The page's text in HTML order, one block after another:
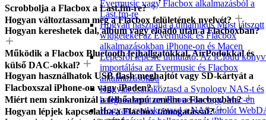
Evermusic vagy Flacbox alkalmazásból a
Last.fm-re
Hogyan használja a dinamikus Most játszott
widgeteket az Evermusic és Flacbox
alkalmazásokban iPhone-on és Macen
Lépésről lépésre útmutató: Az iCloud
importálása az Evermusic és Flacbox
alkalmazásokba
Hogyan csatlakoztasd a Synology NAS-t és
hallgass zenét az iPhone-on vagy Mac-en
Hogyan csatlakoztasd a NAS tárolót
Scrobbolja a Flacbox a Last.fm-re?
Hogyan változtassam meg a Flacbox felületének nyelvét?
Hogyan kereshetek dal, album vagy előadó után a Flacboxban?
Működik a Flacbox Bluetooth fejhallgatókkal, AirPodokkal és
külső DAC-okkal?
Hogyan használhatok USB flash meghajtót vagy SD-kártyát a
Flacboxszal iPhone-on vagy iPaden?
Miért nem szinkronizál a felhőalapú zenéim a Flacboxban?
Hogyan lépjek kapcsolatba a Flacbox támogatással?